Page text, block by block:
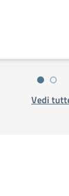
Vedi